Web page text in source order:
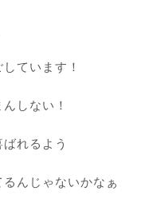
ています！
しない！
れるよう
んじゃないかなぁ